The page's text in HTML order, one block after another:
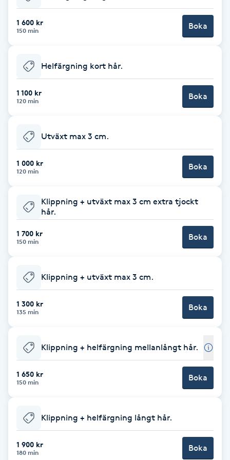
Babylights
Balayage
Barber
Barnklippning
BIAB
Blowout
Bottenfärg
Brynfärgning
Brynplockning
Celluliter
Color correction
1 600 kr
150 min Boka
Helfärgning kort hår.
1 100 kr
120 min Boka
Utväxt max 3 cm.
1 000 kr
120 min Boka
Klippning + utväxt max 3 cm extra tjockt
hår.
1 700 kr
150 min Boka
Klippning + utväxt max 3 cm.
1 300 kr
135 min Boka
Klippning + helfärgning mellanlångt hår.
1 650 kr
150 min Boka
Klippning + helfärgning långt hår.
1 900 kr
180 min Boka